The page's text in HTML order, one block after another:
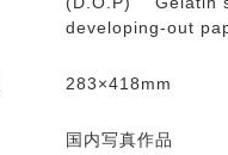
developing-out
283×418mm
国内写真作品